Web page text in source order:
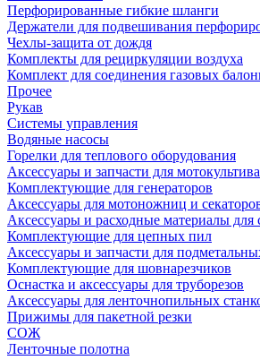
Перфорированные гибкие шланги
Держатели для подвешивания
Чехлы-защита от дождя
Комплекты для рециркуляции воздуха
Комплект для соединения газовых
Прочее
Рукав
Системы управления
Водяные насосы
Горелки для теплового оборудования
Аксессуары и запчасти для
Комплектующие для генераторов
Аксессуары для мотоножниц и
Аксессуары и расходные материалы для
Комплектующие для цепных пил
Аксессуары и запчасти для
Комплектующие для шовнарезчиков
Оснастка и аксессуары для труборезов
Аксессуары для ленточнопильных
Прижимы для пакетной резки
СОЖ
Ленточные полотна